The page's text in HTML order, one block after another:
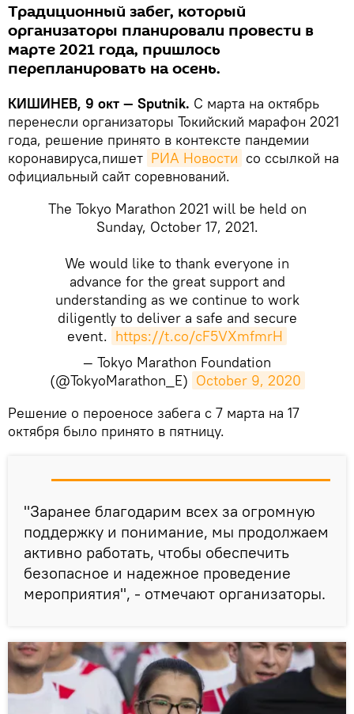
Традиционный забег, который
организаторы планировали провести в
марте 2021 года, пришлось
перепланировать на осень.
КИШИНЕВ, 9 окт — Sputnik. С марта на октябрь
перенесли организаторы Токийский марафон 2021
года, решение принято в контексте пандемии
коронавируса,пишет РИА Новости со ссылкой на
официальный сайт соревнований.
The Tokyo Marathon 2021 will be held on
Sunday, October 17, 2021.
We would like to thank everyone in
advance for the great support and
understanding as we continue to work
diligently to deliver a safe and secure
event. https://t.co/cF5VXmfmrH
— Tokyo Marathon Foundation
(@TokyoMarathon_E) October 9, 2020
​Решение о пероеносе забега с 7 марта на 17
октября было принято в пятницу.
"Заранее благодарим всех за огромную
поддержку и понимание, мы продолжаем
активно работать, чтобы обеспечить
безопасное и надежное проведение
мероприятия", - отмечают организаторы.